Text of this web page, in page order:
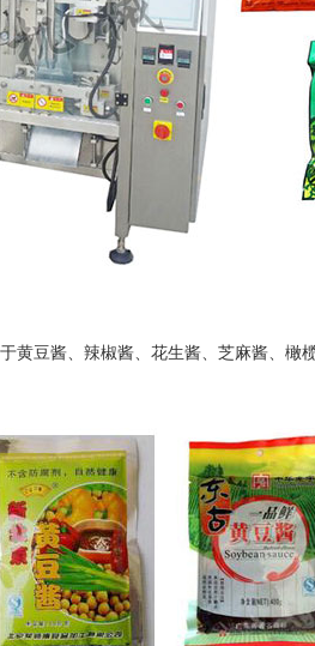
黄豆酱、辣椒酱、花生酱、芝麻酱、橄